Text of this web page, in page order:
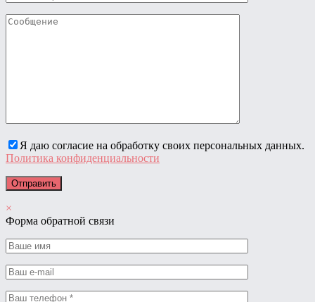
Я даю согласие на обработку своих персональных данных.
Политика конфиденциальности
×
Форма обратной связи